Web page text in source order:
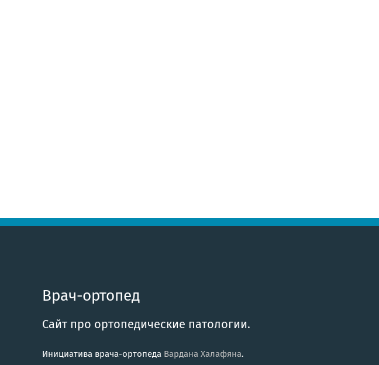
Врач-ортопед
Сайт про ортопедические патологии.
Инициатива врача-ортопеда Вардана Халафяна.